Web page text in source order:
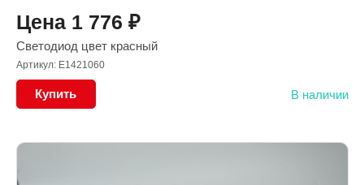
Цена 1 776 ₽
Светодиод цвет красный
Артикул: E1421060
Купить В наличии